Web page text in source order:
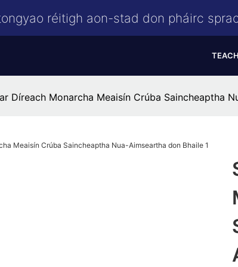
réitigh aon-stad don pháirc
Díreach Monarcha Meaisín Crúba Saincheaptha